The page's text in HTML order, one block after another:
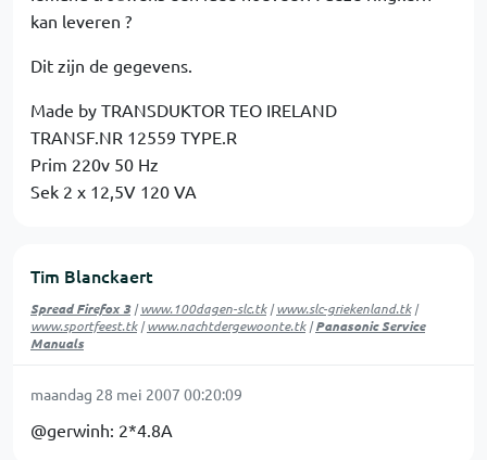
kan leveren ?
Dit zijn de gegevens.
Made by TRANSDUKTOR TEO IRELAND
TRANSF.NR 12559 TYPE.R
Prim 220v 50 Hz
Sek 2 x 12,5V 120 VA
Tim Blanckaert
Spread Firefox 3|www.100dagen-slc.tk|www.slc-griekenland.tk|
www.sportfeest.tk|www.nachtdergewoonte.tk|Panasonic Service
Manuals
maandag 28 mei 2007 00:20:09
@gerwinh: 2*4.8A